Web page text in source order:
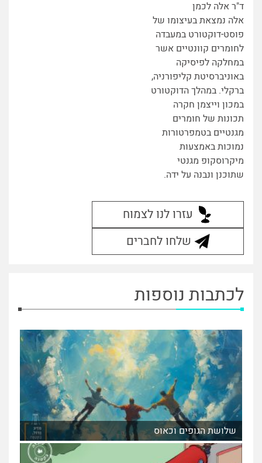
ד"ר אלה לכמן
אלה נמצאת בעיצומו של
פוסט-דוקטורט במעבדה
לחומרים קוונטיים אשר
במחלקה לפיסיקה
באוניברסיטת קליפורניה,
ברקלי. במהלך הדוקטורט
במכון וייצמן חקרה
תכונות של חומרים
מגנטיים בטמפרטורות
נמוכות באמצעות
מיקרוסקופ מגנטי
שתוכנן ונבנה על ידה.
עזרו לנו לצמוח
שלחו לחברים
לכתבות נוספות
שלושת הגופים וכאוס